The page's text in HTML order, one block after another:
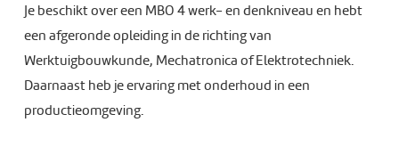
Je beschikt over een MBO 4 werk- en denkniveau en hebt
een afgeronde opleiding in de richting van
Werktuigbouwkunde, Mechatronica of Elektrotechniek.
Daarnaast heb je ervaring met onderhoud in een
productieomgeving.